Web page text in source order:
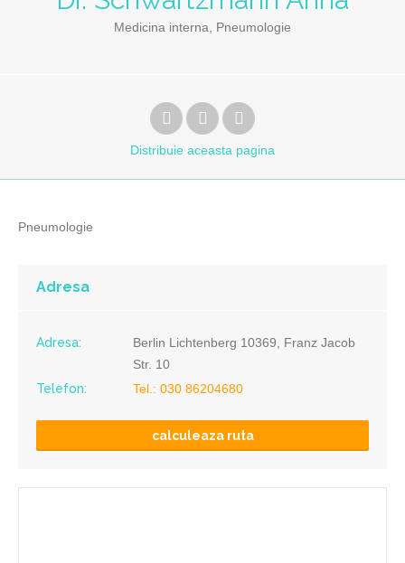
Medicina interna, Pneumologie
Distribuie aceasta pagina
Pneumologie
Adresa
Adresa:
Berlin Lichtenberg 10369, Franz Jacob
Str. 10
Telefon:
Tel.: 030 86204680
calculeaza ruta